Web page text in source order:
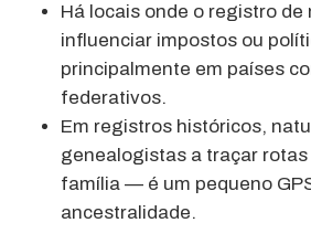
Há locais onde o registro
influenciar impostos ou
principalmente em países
federativos.
Em registros históricos,
genealogistas a traçar
família — é um pequeno
ancestralidade.